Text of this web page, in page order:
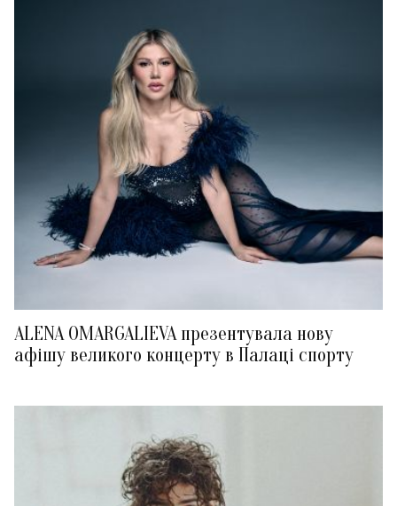
ALENA OMARGALIEVA презентувала нову
афішу великого концерту в Палаці спорту